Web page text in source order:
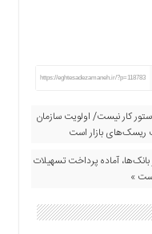
https://eghtesadezamaneh.ir/?p=118783
کار نیست/ اولویت سازمان
ریسک‌های بازار است
آماده پرداخت تسهیلات
»